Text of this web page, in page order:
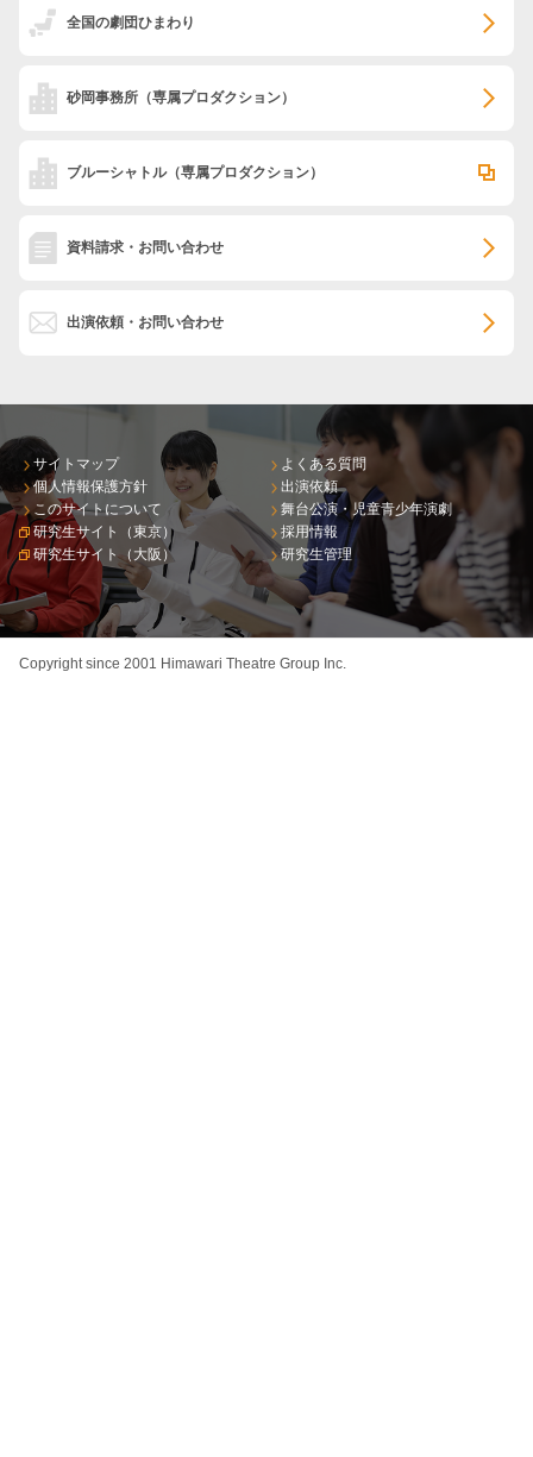
全国の劇団ひまわり
砂岡事務所 （専属プロダクション）
ブルーシャトル（専属プロダクション）
資料請求・お問い合わせ
出演依頼・お問い合わせ
サイトマップ
個人情報保護方針
このサイトについて
研究生サイト（東京）
研究生サイト（大阪）
よくある質問
出演依頼
舞台公演・児童青少年演劇
採用情報
研究生管理
Copyright since 2001 Himawari Theatre Group Inc.